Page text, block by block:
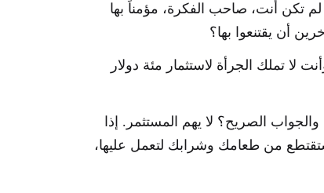
تكن أنت، صاحب الفكرة، مؤمناً بها
أن يقتنعوا بها؟
تملك الجرأة لاستثمار مئة دولار
الصريح؟ لا يهم المستثمر. إذا
من طعامك وشرابك لتعمل عليها،